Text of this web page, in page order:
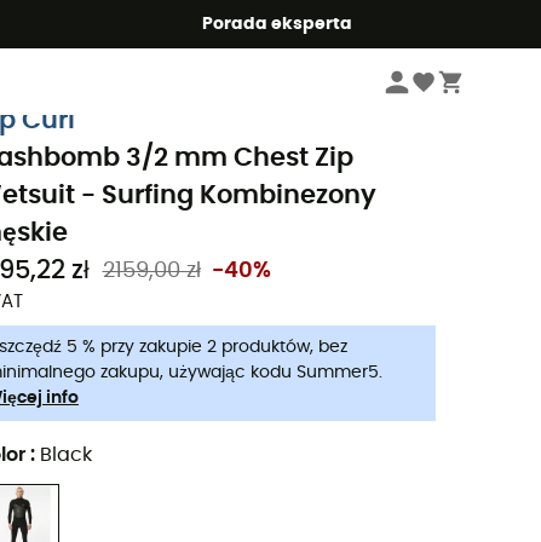
Porada eksperta
Neoprenowe pianki do pływania męskie
Curl
3/2 mm Chest Zip
- Surfing Kombinezony
zł 2159,00 zł -40%
5 % przy zakupie 2 produktów, bez
zakupu, używając kodu Summer5.
info
: Black